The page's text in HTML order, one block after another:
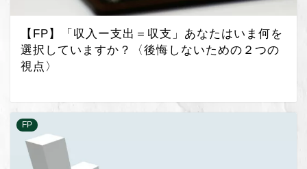
【FP】「収入ー支出＝収支」あなたはいま何を
選択していますか？〈後悔しないための２つの
視点〉
FP